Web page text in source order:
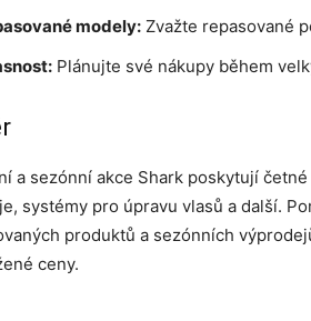
modely: Zvažte repasované
Plánujte své nákupy během
a sezónní akce Shark poskytují
systémy pro úpravu vlasů a další.
produktů a sezónních
ceny.